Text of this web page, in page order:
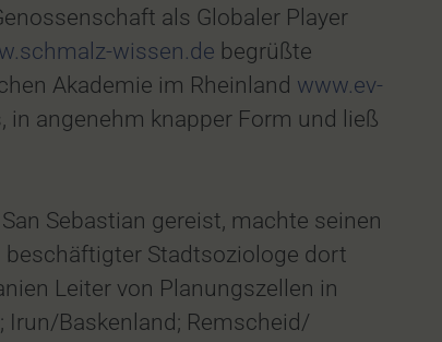
als Globaler Player
wissen.de begrüßte
Akademie im Rheinland www.ev-
angenehm knapper Form und ließ
Sebastian gereist, machte seinen
beschäftigter Stadtsoziologe dort
Leiter von Planungszellen in
Irun/Baskenland; Remscheid/